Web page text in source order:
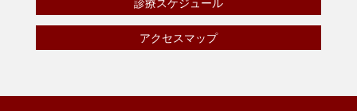
アクセスマップ